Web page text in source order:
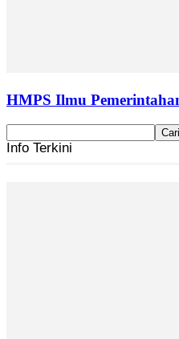
HMPS Ilmu
Info Terkini